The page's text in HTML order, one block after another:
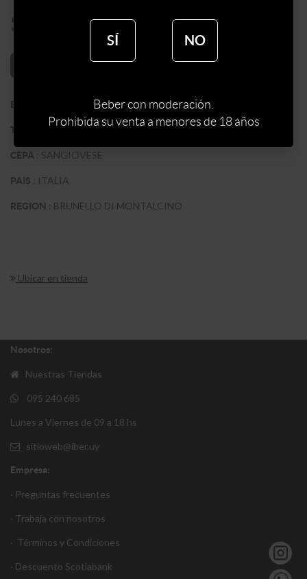
$
AÑADIR AL CARRITO
BODEGA FATTORIA DEI BARBI
TIPO DE VINO:TINTO
CEPA : SANGIOVESE
PAIS : ITALIA
REGION : BRUNELLO DI MONTALCINO
Ubicar en tienda
Nosotros:
Nuestras Tiendas
095 240 685
Lunes a Viernes de 09 a 18 hs
sitioweb@iber.uy
Empresa:
· Preguntas frecuentes
· Trabaja con nosotros
· Términos y Condiciones
· Descuento Scotiabank
SÍ NO
Beber con moderación.
Prohibida su venta a menores de 18 años